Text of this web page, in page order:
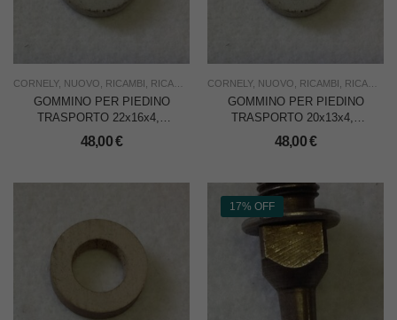
CORNELY, NUOVO RICAMBI RICAMO USO INDUSTRIA
GOMMINO PER PIEDINO
TRASPORTO 22x16x4,5
PER CORNELY A3
RICAMATRICE – CONF.
48,00€
CORNELY, NUOVO RICAMBI RICAMO
GOMMINO PER PIEDINO
TRASPORTO 20x13x4,5
PER CORNELY A3
RICAMATRICE – CONF.
48,00€
17% OFF